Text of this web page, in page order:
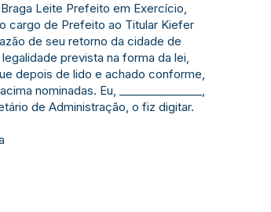
Leite Prefeito em Exercício,
cargo de Prefeito ao Titular Kiefer
de seu retorno da cidade de
prevista na forma da lei,
depois de lido e achado conforme,
nominadas. Eu, _______________,
de Administração, o fiz digitar.